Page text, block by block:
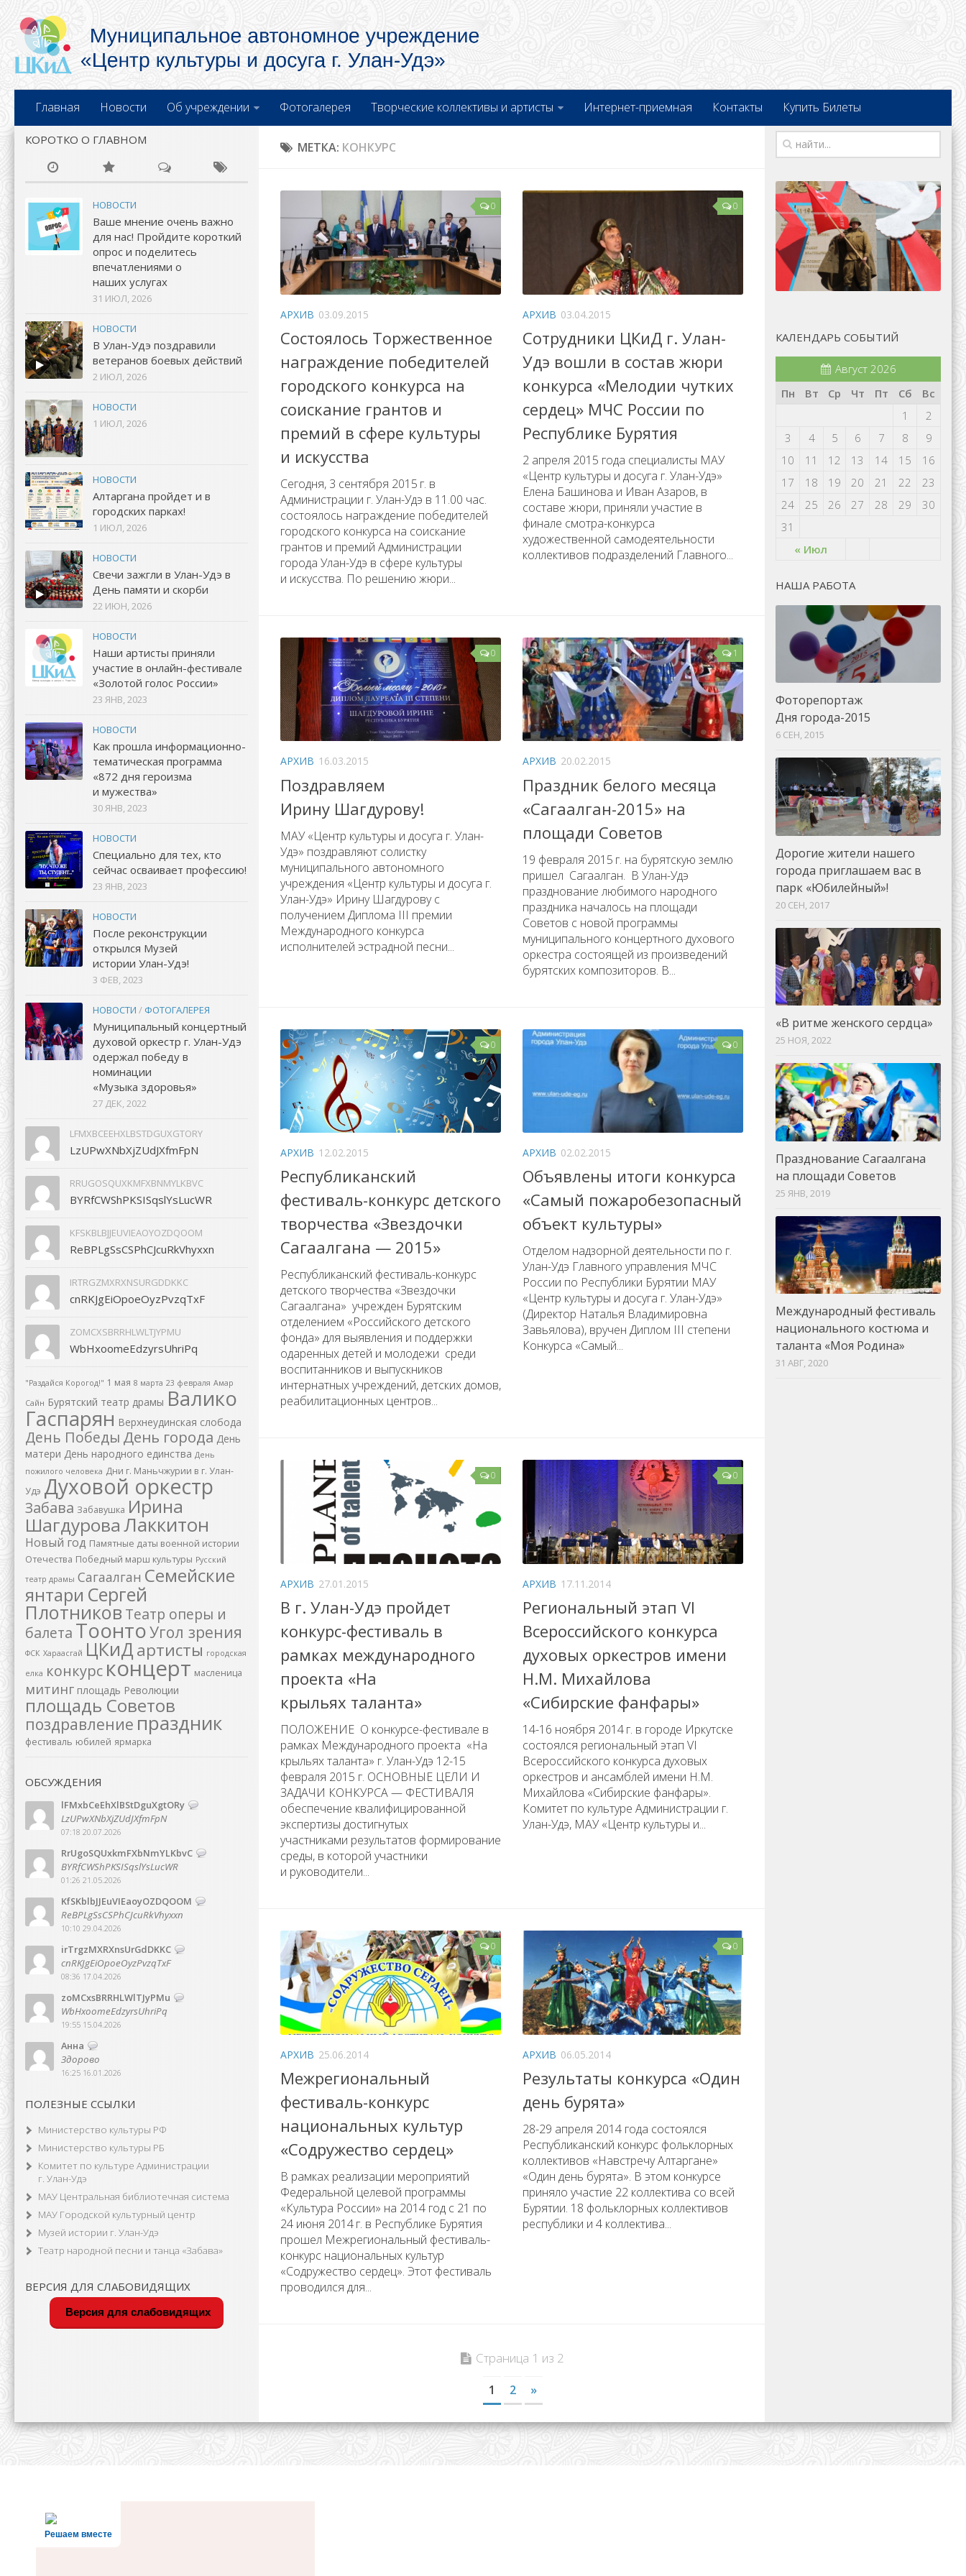
Главная Новости Об учреждении Фотогалерея Творческие коллективы и артисты Интернет-приемная Контакты Купить Билеты
МЕТКА: КОНКУРС
0
АРХИВ 03.09.2015
Состоялось Торжественное
награждение победителей
городского конкурса на
соискание грантов и
премий в сфере культуры
и искусства
Сегодня, 3 сентября 2015 г. в
Администрации г. Улан-Удэ в 11.00 час.
состоялось награждение победителей
городского конкурса на соискание
грантов и премий Администрации
города Улан-Удэ в сфере культуры
и искусства. По решению жюри...
0
АРХИВ 03.04.2015
Сотрудники ЦКиД г. Улан-
Удэ вошли в состав жюри
конкурса «Мелодии чутких
сердец» МЧС России по
Республике Бурятия
2 апреля 2015 года специалисты МАУ
«Центр культуры и досуга г. Улан-Удэ»
Елена Башинова и Иван Азаров, в
составе жюри, приняли участие в
финале смотра-конкурса
художественной самодеятельности
коллективов подразделений Главного...
0
АРХИВ 16.03.2015
Поздравляем
Ирину Шагдурову!
МАУ «Центр культуры и досуга г. Улан-
Удэ» поздравляют солистку
муниципального автономного
учреждения «Центр культуры и досуга г.
Улан-Удэ» Ирину Шагдурову с
получением Диплома III премии
Международного конкурса
исполнителей эстрадной песни...
1
АРХИВ 20.02.2015
Праздник белого месяца
«Сагаалган-2015» на
площади Советов
19 февраля 2015 г. на бурятскую землю
пришел Сагаалган. В Улан-Удэ
празднование любимого народного
праздника началось на площади
Советов с новой программы
муниципального концертного духового
оркестра состоящей из произведений
бурятских композиторов. В...
0
АРХИВ 12.02.2015
Республиканский
фестиваль-конкурс детского
творчества «Звездочки
Сагаалгана — 2015»
Республиканский фестиваль-конкурс
детского творчества «Звездочки
Сагаалгана» учрежден Бурятским
отделением «Российского детского
фонда» для выявления и поддержки
одаренных детей и молодежи среди
воспитанников и выпускников
интернатных учреждений, детских домов,
реабилитационных центров...
0
АРХИВ 02.02.2015
Объявлены итоги конкурса
«Самый пожаробезопасный
объект культуры»
Отделом надзорной деятельности по г.
Улан-Удэ Главного управления МЧС
России по Республики Бурятии МАУ
«Центр культуры и досуга г. Улан-Удэ»
(Директор Наталья Владимировна
Завьялова), вручен Диплом III степени
Конкурса «Самый...
0
АРХИВ 27.01.2015
В г. Улан-Удэ пройдет
конкурс-фестиваль в
рамках международного
проекта «На
крыльях таланта»
ПОЛОЖЕНИЕ О конкурсе-фестивале в
рамках Международного проекта «На
крыльях таланта» г. Улан-Удэ 12-15
февраля 2015 г. ОСНОВНЫЕ ЦЕЛИ И
ЗАДАЧИ КОНКУРСА — ФЕСТИВАЛЯ
обеспечение квалифицированной
экспертизы достигнутых
участниками результатов формирование
среды, в которой участники
и руководители...
0
АРХИВ 17.11.2014
Региональный этап VI
Всероссийского конкурса
духовых оркестров имени
Н.М. Михайлова
«Сибирские фанфары»
14-16 ноября 2014 г. в городе Иркутске
состоялся региональный этап VI
Всероссийского конкурса духовых
оркестров и ансамблей имени Н.М.
Михайлова «Сибирские фанфары».
Комитет по культуре Администрации г.
Улан-Удэ, МАУ «Центр культуры и...
0
АРХИВ 25.06.2014
Mежрегиональный
фестиваль-конкурс
национальных культур
«Cодружество сердец»
В рамках реализации мероприятий
Федеральной целевой программы
«Культура России» на 2014 год с 21 по
24 июня 2014 г. в Республике Бурятия
прошел Межрегиональный фестиваль-
конкурс национальных культур
«Содружество сердец». Этот фестиваль
проводился для...
0
АРХИВ 06.05.2014
Результаты конкурса «Один
день бурята»
28-29 апреля 2014 года состоялся
Республиканский конкурс фольклорных
коллективов «Навстречу Алтаргане»
«Один день бурята». В этом конкурсе
приняло участие 22 коллектива со всей
Бурятии. 18 фольклорных коллективов
республики и 4 коллектива...
Страница 1 из 2
1 2 »
КОРОТКО О ГЛАВНОМ
НОВОСТИ
Ваше мнение очень важно
для нас! Пройдите короткий
опрос и поделитесь
впечатлениями о
наших услугах
31 ИЮЛ, 2026
НОВОСТИ
В Улан-Удэ поздравили
ветеранов боевых действий
2 ИЮЛ, 2026
НОВОСТИ
1 ИЮЛ, 2026
НОВОСТИ
Алтаргана пройдет и в
городских парках!
1 ИЮЛ, 2026
НОВОСТИ
Свечи зажгли в Улан-Удэ в
День памяти и скорби
22 ИЮН, 2026
НОВОСТИ
Наши артисты приняли
участие в онлайн-фестивале
«Золотой голос России»
23 ЯНВ, 2023
НОВОСТИ
Как прошла информационно-
тематическая программа
«872 дня героизма
и мужества»
30 ЯНВ, 2023
НОВОСТИ
Специально для тех, кто
сейчас осваивает профессию!
23 ЯНВ, 2023
НОВОСТИ
После реконструкции
открылся Музей
истории Улан-Удэ!
3 ФЕВ, 2023
НОВОСТИ / ФОТОГАЛЕРЕЯ
Муниципальный концертный
духовой оркестр г. Улан-Удэ
одержал победу в
номинации
«Музыка здоровья»
27 ДЕК, 2022
LFMXBCEEHXLBSTDGUXGTORY
LzUPwXNbXjZUdJXfmFpN
RRUGOSQUXKMFXBNMYLKBVC
BYRfCWShPKSISqslYsLucWR
KFSKBLBJJEUVIEAOYOZDQOOM
ReBPLgSsCSPhCJcuRkVhyxxn
IRTRGZMXRXNSURGDDKKC
cnRKJgEiOpoeOyzPvzqTxF
ZOMCXSBRRHLWLTJYPMU
WbHxoomeEdzyrsUhriPq
"Раздайся Корогод!" 1 мая 8 марта 23 февраля Амар
Сайн Бурятский театр драмы Валико
Гаспарян Верхнеудинская слобода
День Победы День города День
матери День народного единства День
пожилого человека Дни г. Маньчжурии в г. Улан-
Удэ Духовой оркестр
Забава Забавушка Ирина
ШагдуроваЛаккитон
Новый год Памятные даты военной истории
Отечества Победный марш культуры Русский
театр драмы Сагаалган Семейские
янтари Сергей
Плотников Театр оперы и
балета ТоонтоУгол зрения
ФСК Хараасгай ЦКиДартисты городская
елка конкурс концерт масленица
митинг площадь Революции
площадь Советов
поздравление праздник
фестиваль юбилей ярмарка
ОБСУЖДЕНИЯ
lFMxbCeEhXlBStDguXgtORy
LzUPwXNbXjZUdJXfmFpN
07:18 20.07.2026
RrUgoSQUxkmFXbNmYLKbvC
BYRfCWShPKSISqslYsLucWR
01:26 21.05.2026
KfSKblbJJEuVIEaoyOZDQOOM
ReBPLgSsCSPhCJcuRkVhyxxn
10:10 29.04.2026
irTrgzMXRXnsUrGdDKKC
cnRKJgEiOpoeOyzPvzqTxF
08:36 17.04.2026
zoMCxsBRRHLWlTJyPMu
WbHxoomeEdzyrsUhriPq
19:55 15.04.2026
Анна
Здорово
16:25 16.01.2026
ПОЛЕЗНЫЕ ССЫЛКИ
Министерство культуры РФ
Министерство культуры РБ
Комитет по культуре Администрации
г. Улан-Удэ
МАУ Центральная библиотечная система
МАУ Городской культурный центр
Музей истории г. Улан-Удэ
Театр народной песни и танца «Забава»
ВЕРСИЯ ДЛЯ СЛАБОВИДЯЩИХ
Версия для слабовидящих
КАЛЕНДАРЬ СОБЫТИЙ
Август 2026
Пн
Вт Ср Чт Пт Сб Вс
« Июл
1
2
3
4 5 6 7 8
9
10
11 12 13 14 15
16
17
18 19 20 21 22
23
24
25 26 27 28 29
30
31
НАША РАБОТА
Фоторепортаж
Дня города-2015
6 СЕН, 2015
Дорогие жители нашего
города приглашаем вас в
парк «Юбилейный»!
20 СЕН, 2017
«В ритме женского сердца»
25 НОЯ, 2022
Празднование Сагаалгана
на площади Советов
25 ЯНВ, 2019
Международный фестиваль
национального костюма и
таланта «Моя Родина»
31 АВГ, 2020
Решаем вместе